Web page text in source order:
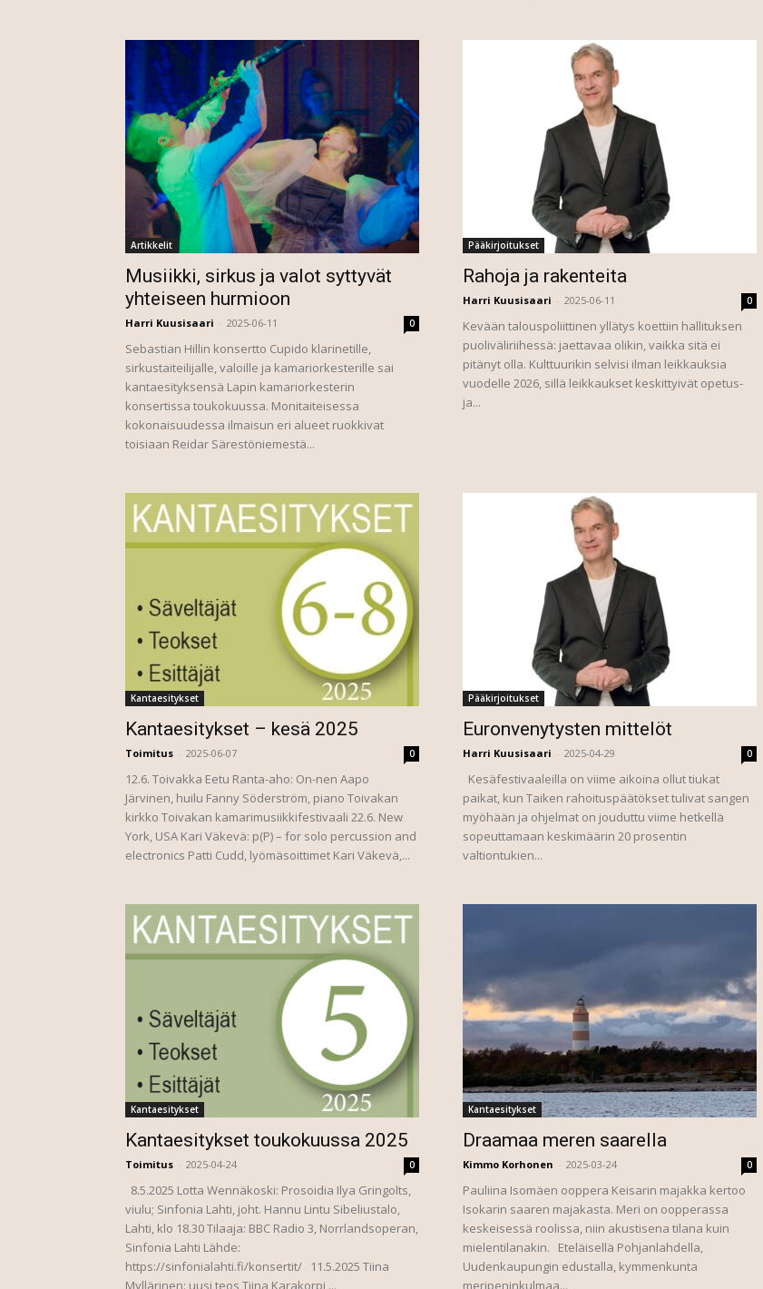
Artikkelit
Musiikki, sirkus ja valot syttyvät
yhteiseen hurmioon
Harri Kuusisaari - 2025-06-11 0
Sebastian Hillin konsertto Cupido klarinetille,
sirkustaiteilijalle, valoille ja kamariorkesterille sai
kantaesityksensä Lapin kamariorkesterin
konsertissa toukokuussa. Monitaiteisessa
kokonaisuudessa ilmaisun eri alueet ruokkivat
toisiaan Reidar Särestöniemestä...
Pääkirjoitukset
Rahoja ja rakenteita
Harri Kuusisaari - 2025-06-11 0
Kevään talouspoliittinen yllätys koettiin hallituksen
puoliväliriihessä: jaettavaa olikin, vaikka sitä ei
pitänyt olla. Kulttuurikin selvisi ilman leikkauksia
vuodelle 2026, sillä leikkaukset keskittyivät opetus-
ja...
Kantaesitykset
Kantaesitykset – kesä 2025
Toimitus - 2025-06-07 0
12.6. Toivakka Eetu Ranta-aho: On-nen Aapo
Järvinen, huilu Fanny Söderström, piano Toivakan
kirkko Toivakan kamarimusiikkifestivaali 22.6. New
York, USA Kari Väkevä: p(P) – for solo percussion and
electronics Patti Cudd, lyömäsoittimet Kari Väkevä,...
Pääkirjoitukset
Euronvenytysten mittelöt
Harri Kuusisaari - 2025-04-29 0
Kesäfestivaaleilla on viime aikoina ollut tiukat
paikat, kun Taiken rahoituspäätökset tulivat sangen
myöhään ja ohjelmat on jouduttu viime hetkellä
sopeuttamaan keskimäärin 20 prosentin
valtiontukien...
Kantaesitykset
Kantaesitykset toukokuussa 2025
Toimitus - 2025-04-24 0
8.5.2025 Lotta Wennäkoski: Prosoidia Ilya Gringolts,
viulu; Sinfonia Lahti, joht. Hannu Lintu Sibeliustalo,
Lahti, klo 18.30 Tilaaja: BBC Radio 3, Norrlandsoperan,
Sinfonia Lahti Lähde:
https://sinfonialahti.fi/konsertit/ 11.5.2025 Tiina
Myllärinen: uusi teos Tiina Karakorpi,...
Kantaesitykset
Draamaa meren saarella
Kimmo Korhonen - 2025-03-24 0
Pauliina Isomäen ooppera Keisarin majakka kertoo
Isokarin saaren majakasta. Meri on oopperassa
keskeisessä roolissa, niin akustisena tilana kuin
mielentilanakin. Eteläisellä Pohjanlahdella,
Uudenkaupungin edustalla, kymmenkunta
meripeninkulmaa...